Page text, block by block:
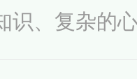
识、复杂的